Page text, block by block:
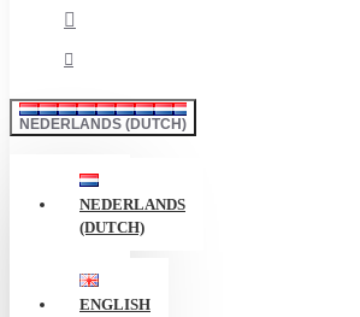
NEDERLANDS (DUTCH)
NEDERLANDS
(DUTCH)
ENGLISH